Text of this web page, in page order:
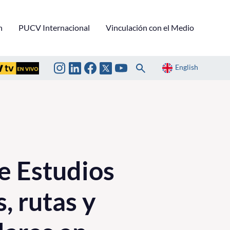
PUCV Internacional Vinculación con el Medio
English
Estudios
rutas y